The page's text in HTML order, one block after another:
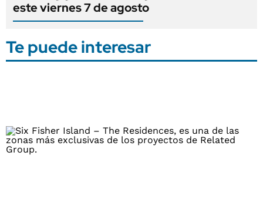
este viernes 7 de agosto
Te puede interesar